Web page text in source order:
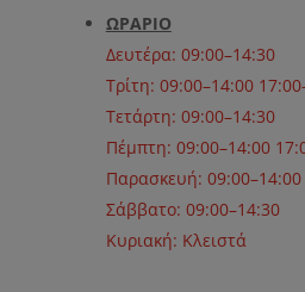
ΩΡΑΡΙΟ
Δευτέρα: 09:00–14:30
Τρίτη: 09:00–14:00
Τετάρτη: 09:00–14:30
Πέμπτη: 09:00–14:00
Παρασκευή:
Σάββατο: 09:00–14:30
Κυριακή: Κλειστά